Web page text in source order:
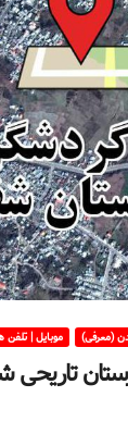
(معرفی) موبایل | تلفن